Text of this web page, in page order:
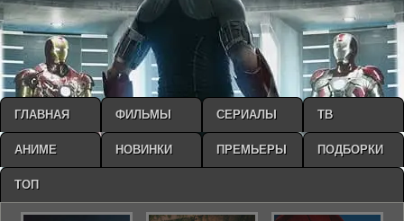
ГЛАВНАЯ ФИЛЬМЫ СЕРИАЛЫ ТВ
АНИМЕ НОВИНКИ ПРЕМЬЕРЫ ПОДБОРКИ
ТОП